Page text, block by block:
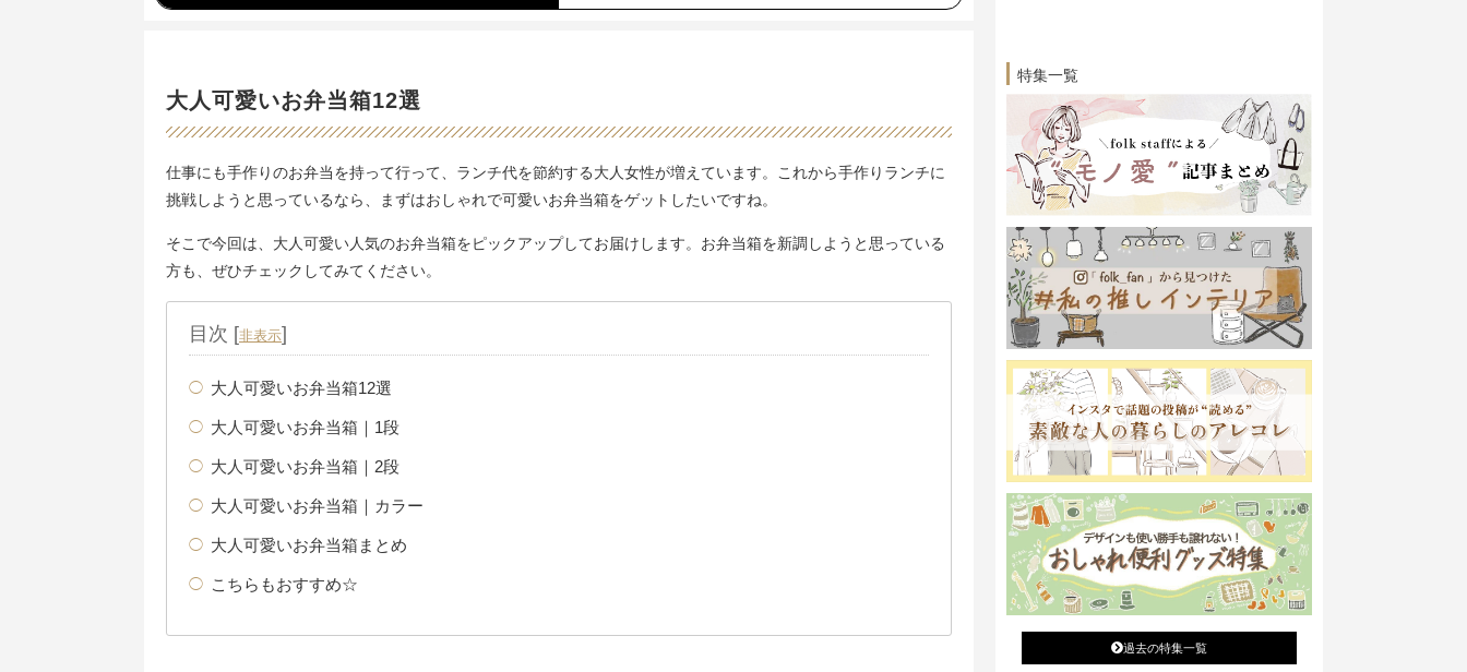
大人可愛いお弁当箱12選
仕事にも手作りのお弁当を持って行って、ランチ代を節約する大人女性が増えています。これから手作りランチに
挑戦しようと思っているなら、まずはおしゃれで可愛いお弁当箱をゲットしたいですね。
そこで今回は、大人可愛い人気のお弁当箱をピックアップしてお届けします。お弁当箱を新調しようと思っている
方も、ぜひチェックしてみてください。
目次 [非表示]
大人可愛いお弁当箱12選
大人可愛いお弁当箱｜1段
大人可愛いお弁当箱｜2段
大人可愛いお弁当箱｜カラー
大人可愛いお弁当箱まとめ
こちらもおすすめ☆
特集一覧
過去の特集一覧